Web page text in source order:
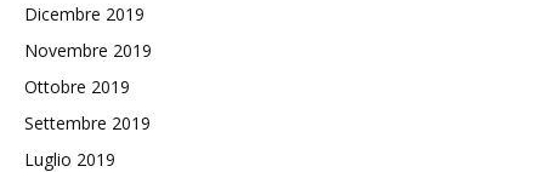
Dicembre 2019
Novembre 2019
Ottobre 2019
Settembre 2019
Luglio 2019